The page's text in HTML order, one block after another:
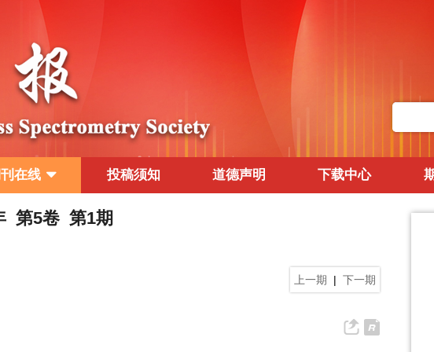
在线 投稿须知 道德声明 下载中心
第5卷 第1期
上一期 | 下一期